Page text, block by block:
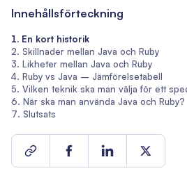
Innehållsförteckning
En kort historik
Skillnader mellan Java och Ruby
Likheter mellan Java och Ruby
Ruby vs Java – Jämförelsetabell
Vilken teknik ska man välja för ett
När ska man använda Java och Ruby?
Slutsats